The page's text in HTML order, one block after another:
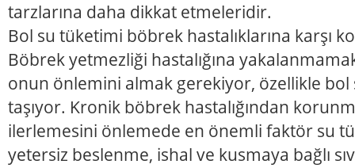
tarzlarına daha dikkat etmeleridir.
Bol su tüketimi böbrek hastalıklarına karşı
Böbrek yetmezliği hastalığına
onun önlemini almak gerekiyor, özellikle
taşıyor. Kronik böbrek hastalığından
ilerlemesini önlemede en önemli faktör su
yetersiz beslenme, ishal ve kusmaya bağlı